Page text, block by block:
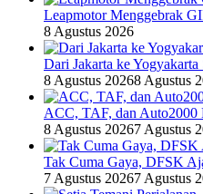
Leapmotor Menggebrak
8 Agustus 2026
Dari Jakarta ke
8 Agustus 20268 Agustus
ACC, TAF, dan Auto2000
8 Agustus 20267 Agustus
Tak Cuma Gaya, DFSK
7 Agustus 20267 Agustus